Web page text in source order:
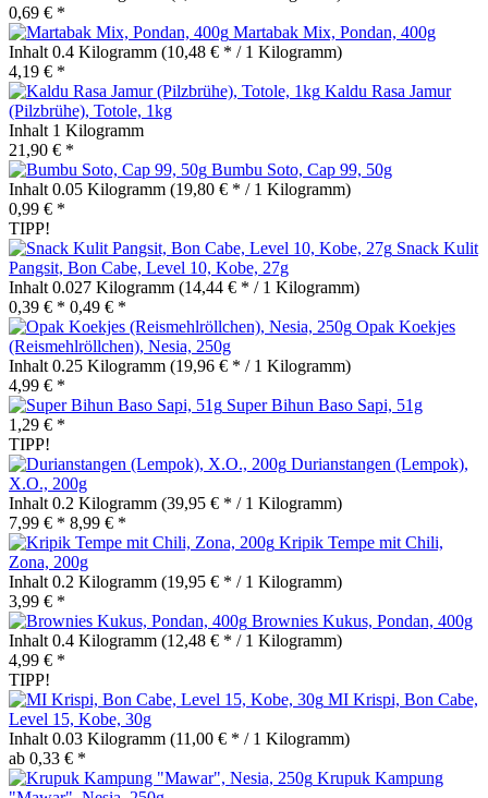
0,69 € *
Martabak Mix, Pondan, 400g
Inhalt 0.4 Kilogramm (10,48 € * / 1 Kilogramm)
4,19 € *
Kaldu Rasa Jamur
(Pilzbrühe), Totole, 1kg
Inhalt 1 Kilogramm
21,90 € *
Bumbu Soto, Cap 99, 50g
Inhalt 0.05 Kilogramm (19,80 € * / 1 Kilogramm)
0,99 € *
TIPP!
Snack Kulit
Pangsit, Bon Cabe, Level 10, Kobe, 27g
Inhalt 0.027 Kilogramm (14,44 € * / 1 Kilogramm)
0,39 € * 0,49 € *
Opak Koekjes
(Reismehlröllchen), Nesia, 250g
Inhalt 0.25 Kilogramm (19,96 € * / 1 Kilogramm)
4,99 € *
Super Bihun Baso Sapi, 51g
1,29 € *
TIPP!
Durianstangen (Lempok),
X.O., 200g
Inhalt 0.2 Kilogramm (39,95 € * / 1 Kilogramm)
7,99 € * 8,99 € *
Kripik Tempe mit Chili,
Zona, 200g
Inhalt 0.2 Kilogramm (19,95 € * / 1 Kilogramm)
3,99 € *
Brownies Kukus, Pondan, 400g
Inhalt 0.4 Kilogramm (12,48 € * / 1 Kilogramm)
4,99 € *
TIPP!
MI Krispi, Bon Cabe,
Level 15, Kobe, 30g
Inhalt 0.03 Kilogramm (11,00 € * / 1 Kilogramm)
ab 0,33 € *
Krupuk Kampung